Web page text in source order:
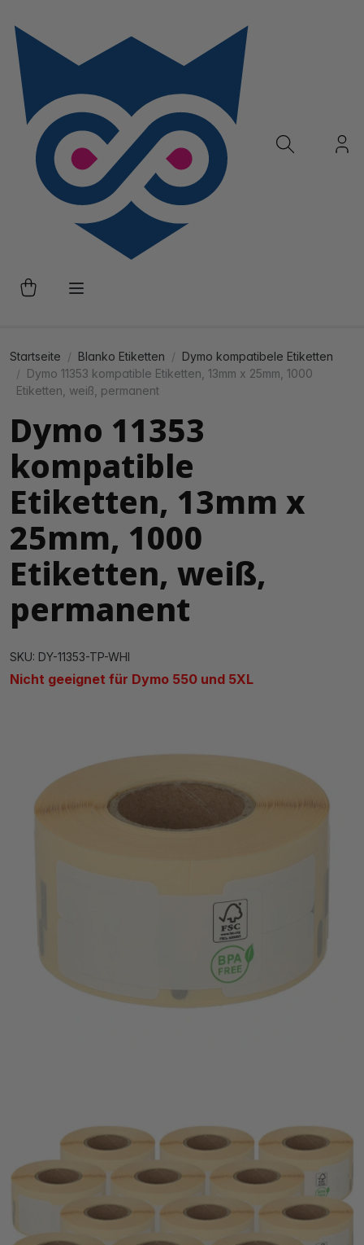
Startseite Blanko Etiketten
Dymo kompatibele Etiketten
Dymo 11353 kompatible Etiketten, 13mm x 25mm, 1000
Etiketten, weiß, permanent
Dymo 11353
kompatible
Etiketten, 13mm x
25mm, 1000
Etiketten, weiß,
permanent
SKU: DY-11353-TP-WHI
Nicht geeignet für Dymo 550 und 5XL